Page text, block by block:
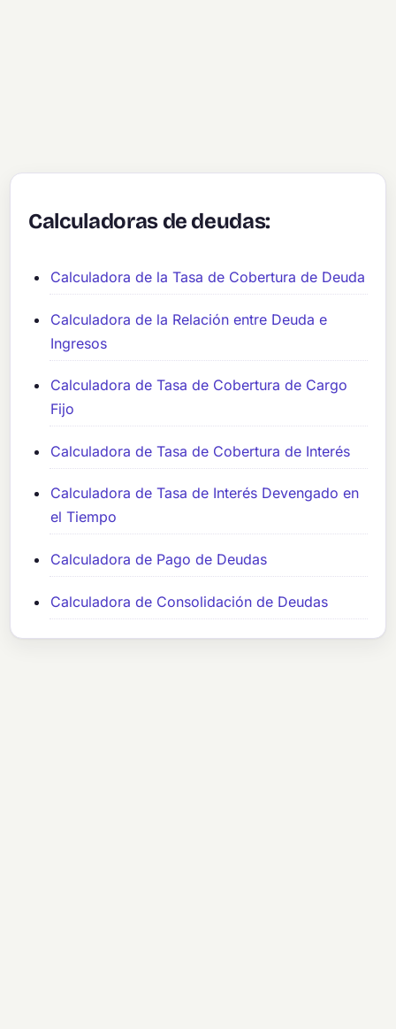
Calculadoras de deudas:
Calculadora de la Tasa de Cobertura de Deuda
Calculadora de la Relación entre Deuda e
Ingresos
Calculadora de Tasa de Cobertura de Cargo
Fijo
Calculadora de Tasa de Cobertura de Interés
Calculadora de Tasa de Interés Devengado en
el Tiempo
Calculadora de Pago de Deudas
Calculadora de Consolidación de Deudas